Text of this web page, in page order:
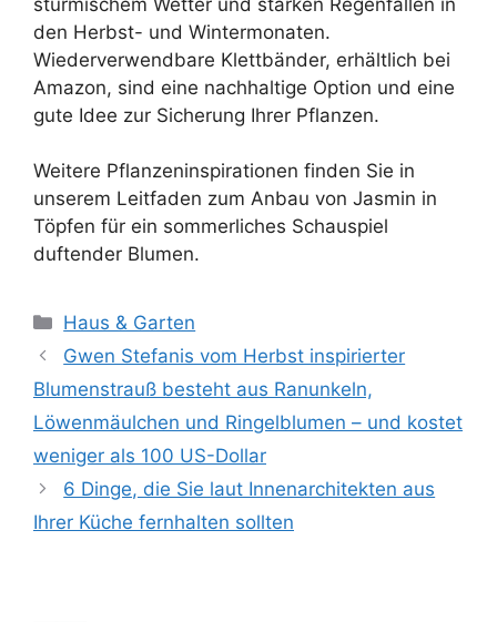
den Herbst- und Wintermonaten.
Wiederverwendbare Klettbänder, erhältlich bei
Amazon, sind eine nachhaltige Option und eine
gute Idee zur Sicherung Ihrer Pflanzen.
Weitere Pflanzeninspirationen finden Sie in
unserem Leitfaden zum Anbau von Jasmin in
Töpfen für ein sommerliches Schauspiel
duftender Blumen.
Kategorien
Haus & Garten
Gwen Stefanis vom Herbst inspirierter
Blumenstrauß besteht aus Ranunkeln,
Löwenmäulchen und Ringelblumen – und kostet
weniger als 100 US-Dollar
6 Dinge, die Sie laut Innenarchitekten aus
Ihrer Küche fernhalten sollten